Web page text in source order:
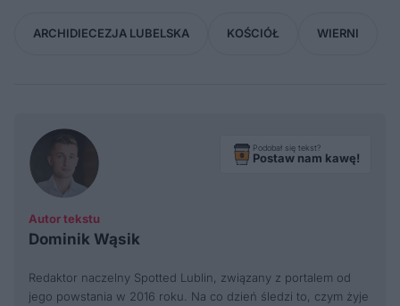
ARCHIDIECEZJA LUBELSKA KOŚCIÓŁ WIERNI
Autor tekstu
Dominik Wąsik
Podobał się tekst?
Postaw nam kawę!
Redaktor naczelny Spotted Lublin, związany z portalem od
jego powstania w 2016 roku. Na co dzień śledzi to, czym żyje